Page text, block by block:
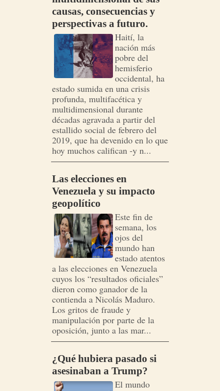
causas, consecuencias y
perspectivas a futuro.
Haití, la
nación más
pobre del
hemisferio
occidental, ha
estado sumida en una crisis
profunda, multifacética y
multidimensional durante
décadas agravada a partir del
estallido social de febrero del
2019, que ha devenido en lo que
hoy muchos califican -y n...
Las elecciones en
Venezuela y su impacto
geopolítico
Este fin de
semana, los
ojos del
mundo han
estado atentos
a las elecciones en Venezuela
cuyos los “resultados oficiales”
dieron como ganador de la
contienda a Nicolás Maduro.
Los gritos de fraude y
manipulación por parte de la
oposición, junto a las mar...
¿Qué hubiera pasado si
asesinaban a Trump?
El mundo